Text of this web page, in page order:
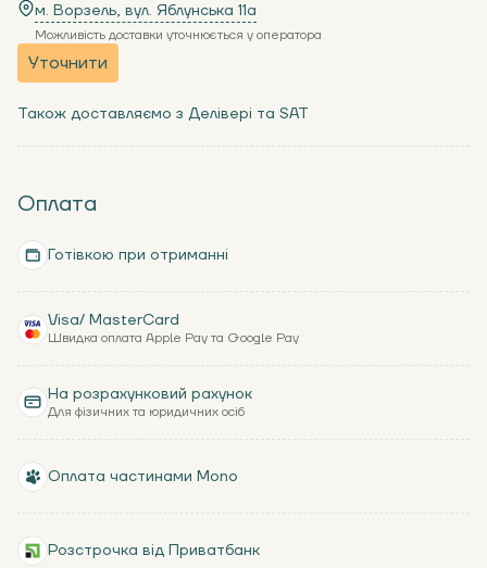
м. Ворзель, вул. Яблунська 11a
Можливість доставки уточнюється у оператора
Уточнити
Також доставляємо з Делівері та SAT
Оплата
Готівкою при отриманні
Visa/ MasterCard
Швидка оплата Apple Pay та Google Pay
На розрахунковий рахунок
Для фізичних та юридичних осіб
Оплата частинами Mono
Розстрочка від Приватбанк